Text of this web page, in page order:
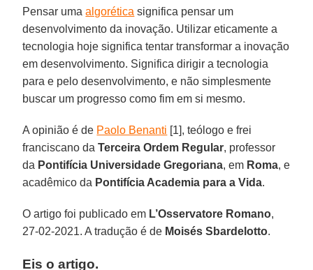
Pensar umaalgorética significa pensar um
desenvolvimento da inovação. Utilizar eticamente a
tecnologia hoje significa tentar transformar a inovação
em desenvolvimento. Significa dirigir a tecnologia
para e pelo desenvolvimento, e não simplesmente
buscar um progresso como fim em si mesmo.
A opinião é de Paolo Benanti [1], teólogo e frei
franciscano daTerceira Ordem Regular, professor
da Pontifícia Universidade Gregoriana, em Roma, e
acadêmico da Pontifícia Academia para a Vida.
O artigo foi publicado em L’Osservatore Romano,
27-02-2021. A tradução é de Moisés Sbardelotto.
Eis o artigo.